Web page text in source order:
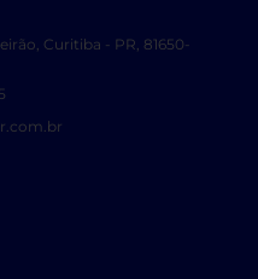
Curitiba - PR, 81650-